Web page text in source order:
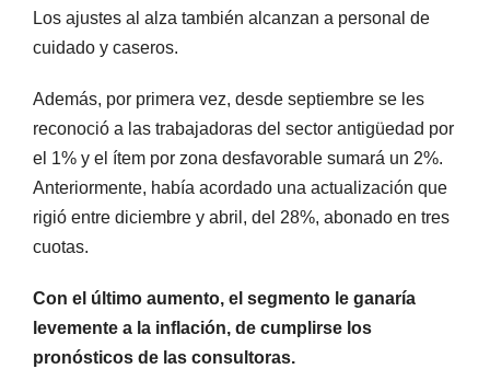
Los ajustes al alza también alcanzan a personal de
cuidado y caseros.
Además, por primera vez, desde septiembre se les
reconoció a las trabajadoras del sector antigüedad por
el 1% y el ítem por zona desfavorable sumará un 2%.
Anteriormente, había acordado una actualización que
rigió entre diciembre y abril, del 28%, abonado en tres
cuotas.
Con el último aumento, el segmento le ganaría
levemente a la inflación, de cumplirse los
pronósticos de las consultoras.